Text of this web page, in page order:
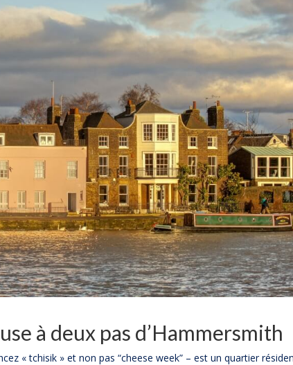
à deux pas d’Hammersmith
« tchisik » et non pas “cheese week” – est un quartier